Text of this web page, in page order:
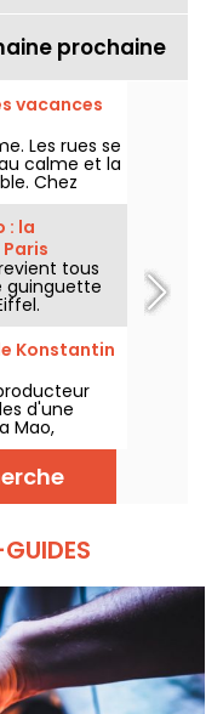
prochaine
vacances
Les rues se
calme et la
Chez
parenthèse
vacances,
le retour
: la
tous
guinguette
Konstantin
d'une
Mao,
pour une
la